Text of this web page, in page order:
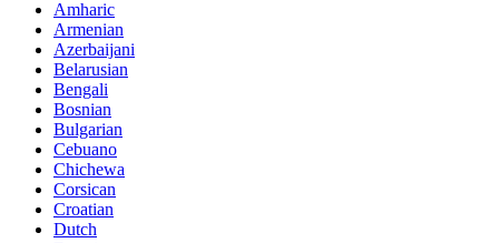
Amharic
Armenian
Azerbaijani
Belarusian
Bengali
Bosnian
Bulgarian
Cebuano
Chichewa
Corsican
Croatian
Dutch